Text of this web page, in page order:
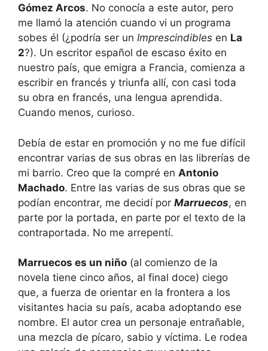
Gómez Arcos. No conocía a este autor, pero
me llamó la atención cuando vi un programa
sobes él (¿podría ser un Imprescindibles en La
2?). Un escritor español de escaso éxito en
nuestro país, que emigra a Francia, comienza a
escribir en francés y triunfa allí, con casi toda
su obra en francés, una lengua aprendida.
Cuando menos, curioso.
Debía de estar en promoción y no me fue difícil
encontrar varias de sus obras en las librerías de
mi barrio. Creo que la compré en Antonio
Machado. Entre las varias de sus obras que se
podían encontrar, me decidí por Marruecos, en
parte por la portada, en parte por el texto de la
contraportada. No me arrepentí.
Marruecos es un niño (al comienzo de la
novela tiene cinco años, al final doce) ciego
que, a fuerza de orientar en la frontera a los
visitantes hacia su país, acaba adoptando ese
nombre. El autor crea un personaje entrañable,
una mezcla de pícaro, sabio y víctima. Le rodea